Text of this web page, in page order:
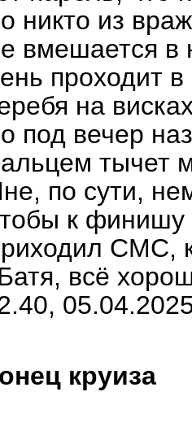
никто из
вмешается в
проходит
на
под вечер
тычет
по сути,
к финишу
СМС,
всё
круиза